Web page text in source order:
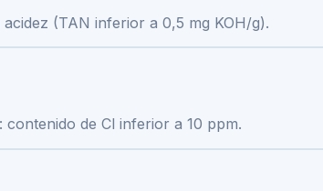
(TAN inferior a 0,5 mg KOH/g).
de Cl inferior a 10 ppm.